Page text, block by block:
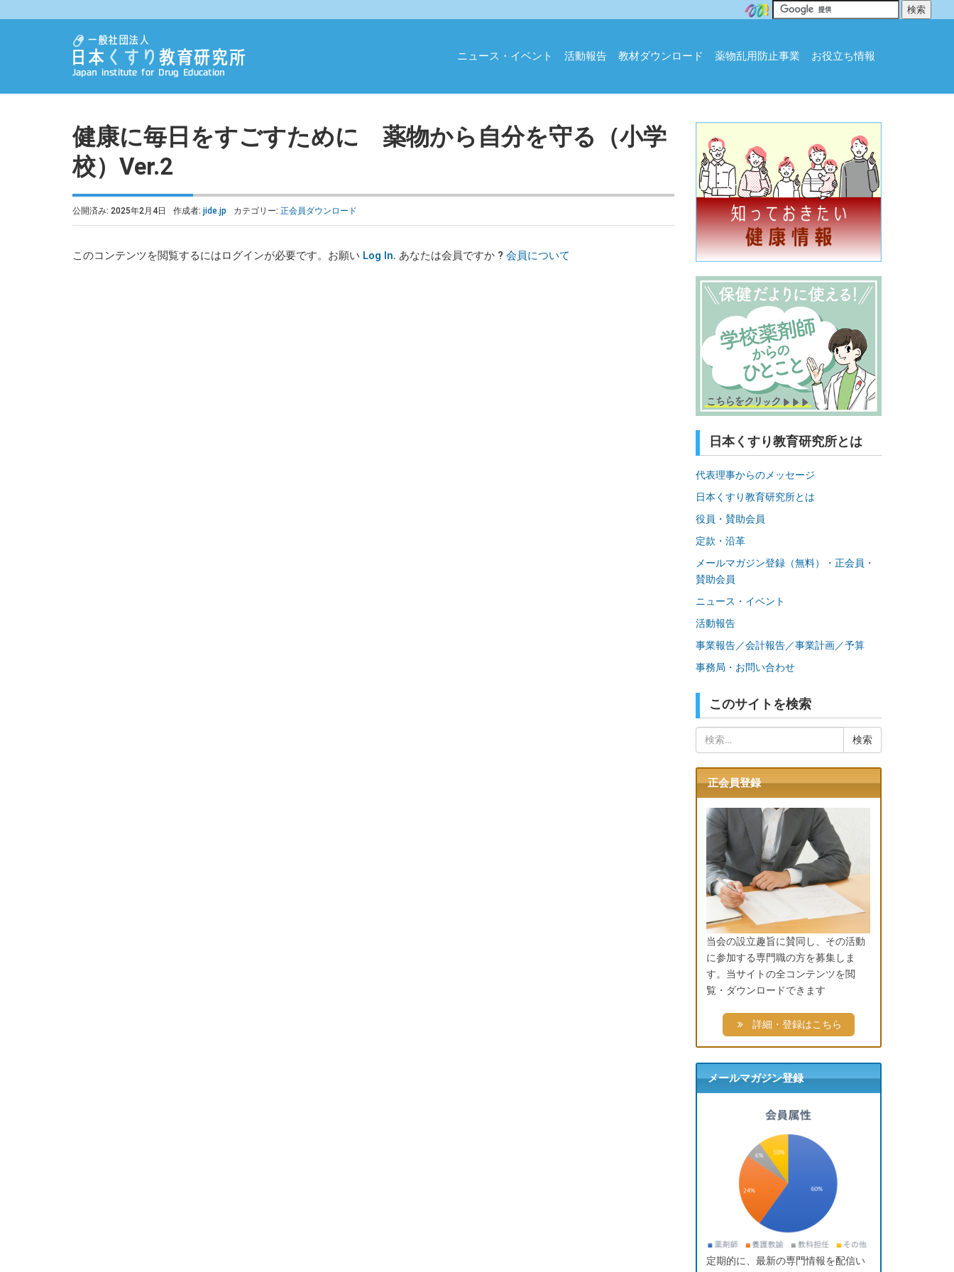
ニュース・イベント 活動報告 教材ダウンロード 薬物乱用防止事業 お役立ち情報
健康に毎日をすごすために 薬物から自分を守る（小学
校）Ver.2
公開済み: 2025年2月4日 作成者: jide.jp カテゴリー: 正会員ダウンロード
このコンテンツを閲覧するにはログインが必要です。お願い Log In. あなたは会員ですか ? 会員について
日本くすり教育研究所とは
代表理事からのメッセージ
日本くすり教育研究所とは
役員・賛助会員
定款・沿革
メールマガジン登録（無料）・正会員・
賛助会員
ニュース・イベント
活動報告
事業報告／会計報告／事業計画／予算
事務局・お問い合わせ
このサイトを検索
索:
正会員登録
当会の設立趣旨に賛同し、その活動
に参加する専門職の方を募集しま
す。当サイトの全コンテンツを閲
覧・ダウンロードできます
詳細・登録はこちら
メールマガジン登録
定期的に、最新の専門情報を配信い